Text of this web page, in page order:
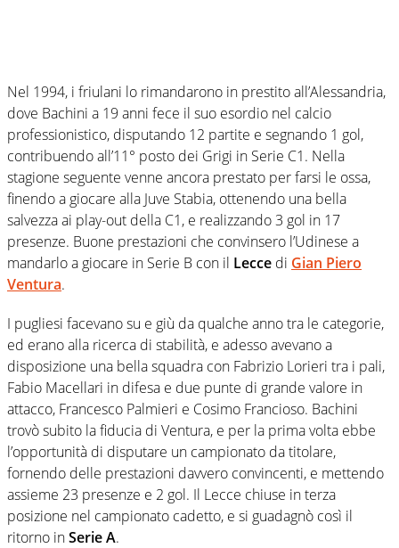
Nel 1994, i friulani lo rimandarono in prestito all’Alessandria,
dove Bachini a 19 anni fece il suo esordio nel calcio
professionistico, disputando 12 partite e segnando 1 gol,
contribuendo all’11° posto dei Grigi in Serie C1. Nella
stagione seguente venne ancora prestato per farsi le ossa,
finendo a giocare alla Juve Stabia, ottenendo una bella
salvezza ai play-out della C1, e realizzando 3 gol in 17
presenze. Buone prestazioni che convinsero l’Udinese a
mandarlo a giocare in Serie B con il Lecce di Gian Piero
Ventura.
I pugliesi facevano su e giù da qualche anno tra le categorie,
ed erano alla ricerca di stabilità, e adesso avevano a
disposizione una bella squadra con Fabrizio Lorieri tra i pali,
Fabio Macellari in difesa e due punte di grande valore in
attacco, Francesco Palmieri e Cosimo Francioso. Bachini
trovò subito la fiducia di Ventura, e per la prima volta ebbe
l’opportunità di disputare un campionato da titolare,
fornendo delle prestazioni davvero convincenti, e mettendo
assieme 23 presenze e 2 gol. Il Lecce chiuse in terza
posizione nel campionato cadetto, e si guadagnò così il
ritorno inSerie A.